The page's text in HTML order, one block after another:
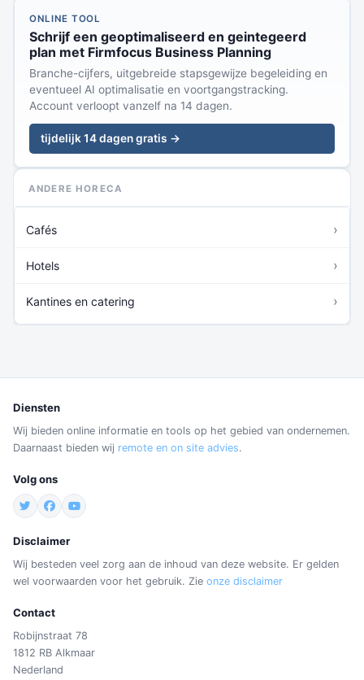
ONLINE TOOL
Schrijf een geoptimaliseerd en geintegeerd
plan met Firmfocus Business Planning
Branche-cijfers, uitgebreide stapsgewijze begeleiding en
eventueel AI optimalisatie en voortgangstracking.
Account verloopt vanzelf na 14 dagen.
tijdelijk 14 dagen gratis →
ANDERE HORECA
Cafés ›
Hotels ›
Kantines en catering ›
Diensten
Wij bieden online informatie en tools op het gebied van ondernemen.
Daarnaast bieden wij remote en on site advies.
Volg ons
Disclaimer
Wij besteden veel zorg aan de inhoud van deze website. Er gelden
wel voorwaarden voor het gebruik. Zie onze disclaimer
Contact
Robijnstraat 78
1812 RB Alkmaar
Nederland